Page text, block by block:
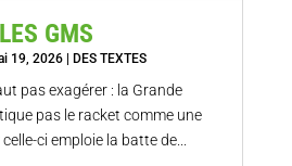
GMS
19, 2026| DES TEXTES
pas exagérer : la Grande
pas le racket comme une
ci emploie la batte de...